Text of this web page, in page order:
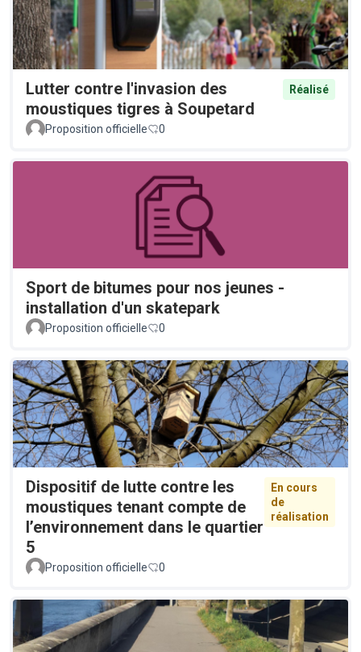
Lutter contre l'invasion des
moustiques tigres à Soupetard
Réalisé
Proposition officielle 0
Sport de bitumes pour nos jeunes -
installation d'un skatepark
Proposition officielle 0
Dispositif de lutte contre les
moustiques tenant compte de
l’environnement dans le quartier
5
En cours
de
réalisation
Proposition officielle 0